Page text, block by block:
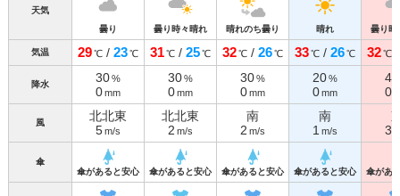
天気
曇り
曇り時々晴れ 晴れのち曇り 晴れ 曇り時
気温 29℃/ 23℃ 31℃/ 25℃ 32℃/ 26℃ 33℃/ 26℃ 32℃
降水 30%
0mm
30%
0mm
30%
0mm
20%
0mm
40
0
風
北北東
5m/s
北北東
2 m/s
南
2 m/s
南
1 m/s
3
傘
傘があると安心
傘があると安心 傘があると安心 傘があると安心 傘があ